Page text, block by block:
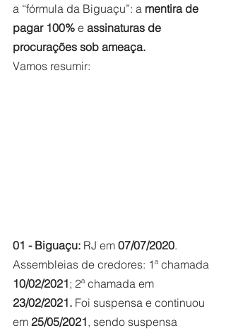
a “fórmula da Biguaçu”: a mentira de
pagar 100% e assinaturas de
procurações sob ameaça.
Vamos resumir:
01 - Biguaçu: RJ em 07/07/2020.
Assembleias de credores: 1ª chamada
10/02/2021; 2ª chamada em
23/02/2021. Foi suspensa e continuou
em 25/05/2021, sendo suspensa